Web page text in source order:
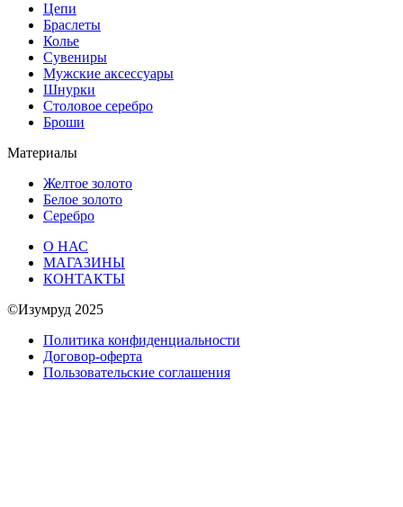
Цепи
Браслеты
Колье
Сувениры
Мужские аксессуары
Шнурки
Столовое серебро
Броши
Материалы
Желтое золото
Белое золото
Серебро
О НАС
МАГАЗИНЫ
КОНТАКТЫ
©Изумруд 2025
Политика конфиденциальности
Договор-оферта
Пользовательские соглашения